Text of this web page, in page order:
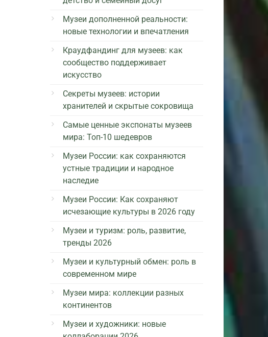
Музеи дополненной реальности:
новые технологии и впечатления
Краудфандинг для музеев: как
сообщество поддерживает
искусство
Секреты музеев: истории
хранителей и скрытые сокровища
Самые ценные экспонаты музеев
мира: Топ-10 шедевров
Музеи России: как сохраняются
устные традиции и народное
наследие
Музеи России: Как сохраняют
исчезающие культуры в 2026 году
Музеи и туризм: роль, развитие,
тренды 2026
Музеи и культурный обмен: роль в
современном мире
Музеи мира: коллекции разных
континентов
Музеи и художники: новые